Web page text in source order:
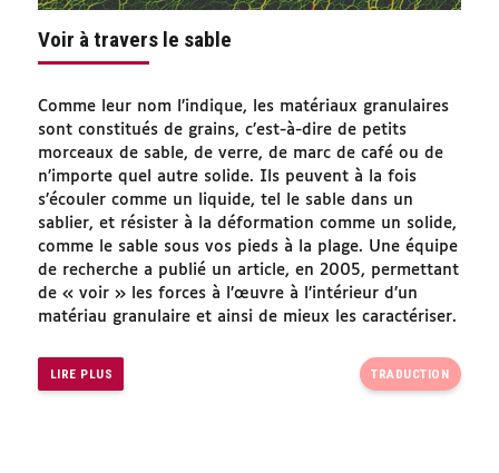
Voir à travers le sable
Comme leur nom l’indique, les matériaux granulaires
sont constitués de grains, c’est-à-dire de petits
morceaux de sable, de verre, de marc de café ou de
n’importe quel autre solide. Ils peuvent à la fois
s’écouler comme un liquide, tel le sable dans un
sablier, et résister à la déformation comme un solide,
comme le sable sous vos pieds à la plage. Une équipe
de recherche a publié un article, en 2005, permettant
de « voir » les forces à l’œuvre à l’intérieur d’un
matériau granulaire et ainsi de mieux les caractériser.
LIRE PLUS TRADUCTION